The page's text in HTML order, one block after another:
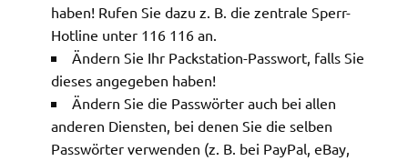
haben! Rufen Sie dazu z. B. die zentrale Sperr-
Hotline unter 116 116 an.
Ändern Sie Ihr Packstation-Passwort, falls Sie
dieses angegeben haben!
Ändern Sie die Passwörter auch bei allen
anderen Diensten, bei denen Sie die selben
Passwörter verwenden (z. B. bei PayPal, eBay,